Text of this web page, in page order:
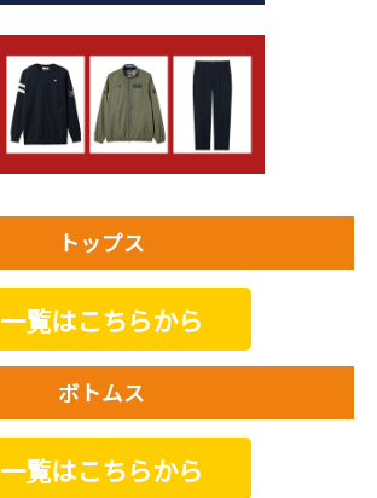
トップス
一覧はこちらから
ボトムス
一覧はこちらから